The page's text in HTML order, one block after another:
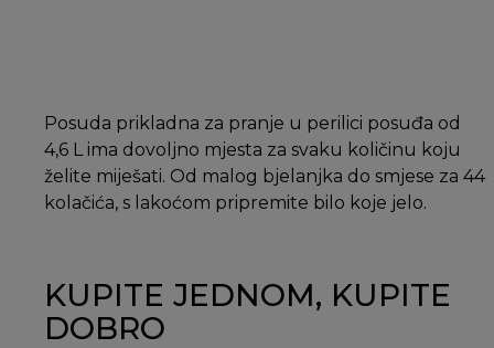
Posuda prikladna za pranje u perilici posuđa od
4,6 L ima dovoljno mjesta za svaku količinu koju
želite miješati. Od malog bjelanjka do smjese za 44
kolačića, s lakoćom pripremite bilo koje jelo.
KUPITE JEDNOM, KUPITE
DOBRO